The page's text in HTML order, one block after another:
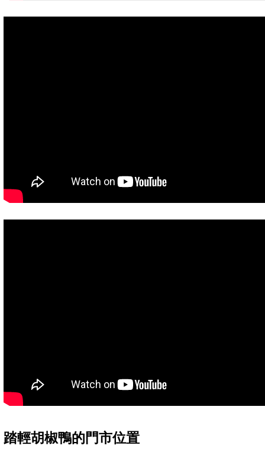
踏輕胡椒鴨的門市位置